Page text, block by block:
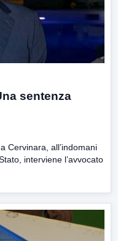
sentenza
Cervinara, all’indomani
interviene l’avvocato